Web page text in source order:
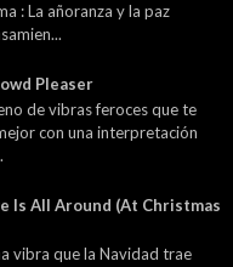
: La añoranza y la paz
Pleaser
de vibras feroces que te
con una interpretación
Is All Around (At Christmas
vibra que la Navidad trae